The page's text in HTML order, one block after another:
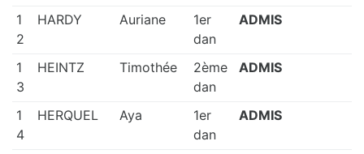
1
2
HARDY Auriane
1er
dan
ADMIS
1
3
HEINTZ Timothée
2ème
dan
ADMIS
1
4
HERQUEL Aya
1er
dan
ADMIS